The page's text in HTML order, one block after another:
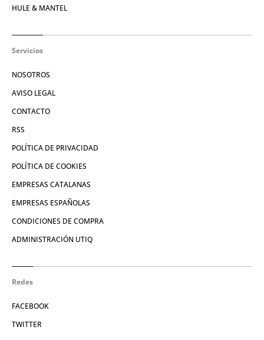
HULE & MANTEL
Servicios
NOSOTROS
AVISO LEGAL
CONTACTO
RSS
POLÍTICA DE PRIVACIDAD
POLÍTICA DE COOKIES
EMPRESAS CATALANAS
EMPRESAS ESPAÑOLAS
CONDICIONES DE COMPRA
ADMINISTRACIÓN UTIQ
Redes
FACEBOOK
TWITTER